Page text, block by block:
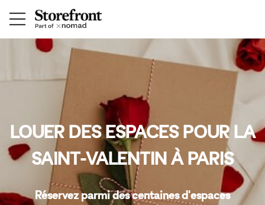
LOUER DES ESPACES POUR LA
SAINT-VALENTIN À PARIS
Réservez parmi des centaines d'espaces